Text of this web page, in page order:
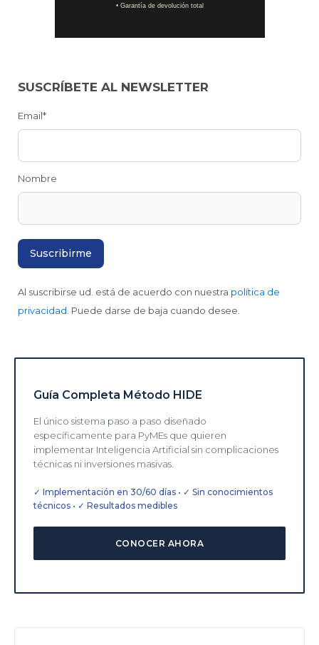
• Garantía de devolución total
SUSCRÍBETE AL NEWSLETTER
Email*
Nombre
Al suscribirse ud. está de acuerdo con nuestra política de
privacidad . Puede darse de baja cuando desee.
Guía Completa Método HIDE
El único sistema paso a paso diseñado
específicamente para PyMEs que quieren
implementar Inteligencia Artificial sin complicaciones
técnicas ni inversiones masivas.
✓ Implementación en 30/60 días • ✓ Sin conocimientos
técnicos • ✓ Resultados medibles
CONOCER AHORA